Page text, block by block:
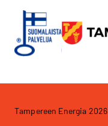
Tampereen Energia 2026